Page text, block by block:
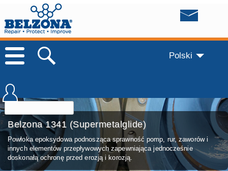
Polski
Belzona 1341 (Supermetalglide)
Powłoka epoksydowa podnosząca sprawność pomp, rur, zaworów i
innych elementów przepływowych zapewniająca jednocześnie
doskonałą ochronę przed erozją i korozją.